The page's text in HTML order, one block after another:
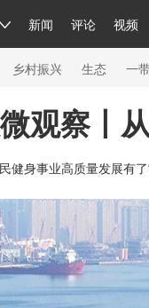
新闻 评论 视频
袖习近平 联播+ 中
片库 栏目大全 节
海外频道 iPanda
乡村振兴 生态 一
共产党员网 秧纪录
论 经济 军事 科
热解读 天天学习
直播 直播中国 熊猫
观察丨
健身事业高质量发展有了